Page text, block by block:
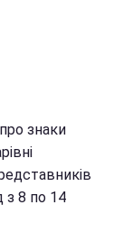
знаки
з 8 по 14